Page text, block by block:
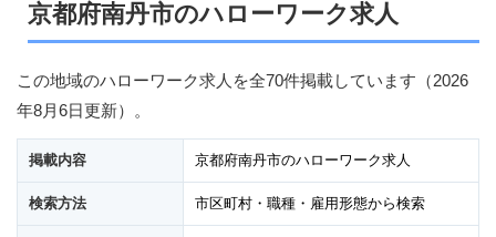
京都府南丹市のハローワーク求人
この地域のハローワーク求人を全70件掲載しています（2026
年8月6日更新）。
掲載内容 京都府南丹市のハローワーク求人
検索方法 市区町村・職種・雇用形態から検索